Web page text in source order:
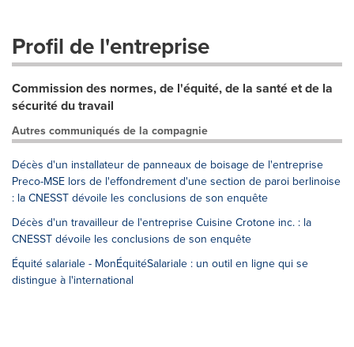
Profil de l'entreprise
Commission des normes, de l'équité, de la santé et de la
sécurité du travail
Autres communiqués de la compagnie
Décès d'un installateur de panneaux de boisage de l'entreprise
Preco-MSE lors de l'effondrement d'une section de paroi berlinoise
: la CNESST dévoile les conclusions de son enquête
Décès d'un travailleur de l'entreprise Cuisine Crotone inc. : la
CNESST dévoile les conclusions de son enquête
Équité salariale - MonÉquitéSalariale : un outil en ligne qui se
distingue à l'international